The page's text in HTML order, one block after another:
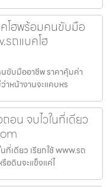
คโฮพร้อมคนขับมือ
รถแบคโฮ
นขับมืออาชีพ ราคาคุ้มค่า
หน้างานจะแคบหร
น จบไวในที่เดียว
เดียว เรียกใช้ www.รถ
อดินจะแข็งแค่ไ